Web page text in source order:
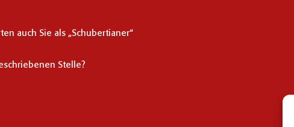
auch Sie als „Schubertianer“
Stelle?